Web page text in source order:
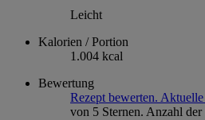
Leicht
Kalorien / Portion
1.004 kcal
Bewertung
Rezept bewerten.
von 5 Sternen. Anzahl